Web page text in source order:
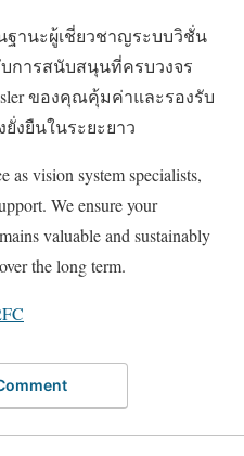
ฐานะผู้เชี่ยวชาญระบบวิชั่น
การสนับสนุนที่ครบวงจร
ของคุณคุ้มค่าและรองรับ
งยืนในระยะยาว
as vision system specialists,
We ensure your
valuable and sustainably
the long term.